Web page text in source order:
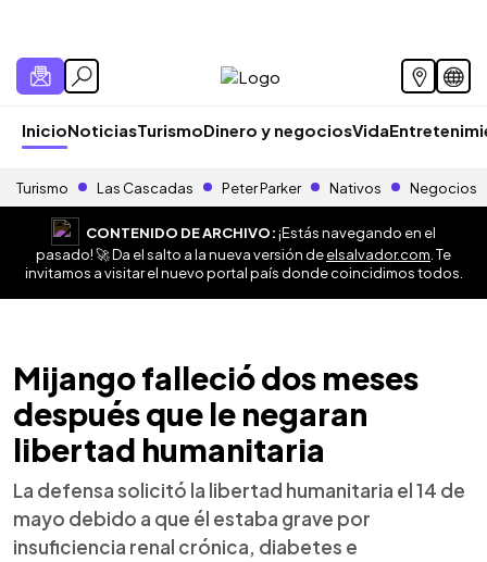
InicioNoticiasTurismoDinero y negociosVida
Turismo Las Cascadas Peter Parker Nativos Negocios
CONTENIDO DE ARCHIVO:¡Estás navegando en el
pasado! 🚀 Da el salto a la nueva versión deelsalvador.com . Te
invitamos a visitar el nuevo portal país donde coincidimos todos.
Mijango falleció dos meses
después que le negaran
libertad humanitaria
La defensa solicitó la libertad humanitaria el 14 de
mayo debido a que él estaba grave por
insuficiencia renal crónica, diabetes e